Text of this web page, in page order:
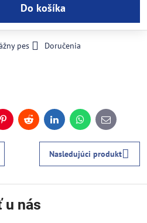
Do košíka
pes
Doručenia
PinterestReddit LinkedInWhatsApp
E-
mail
Nasledujúci produkt
u nás